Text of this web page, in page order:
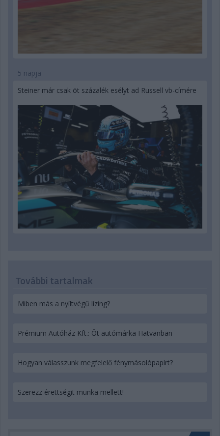
5 napja
Steiner már csak öt százalék esélyt ad Russell vb-címére
További tartalmak
Miben más a nyíltvégű lízing?
Prémium Autóház Kft.: Öt autómárka Hatvanban
Hogyan válasszunk megfelelő fénymásolópapírt?
Szerezz érettségit munka mellett!